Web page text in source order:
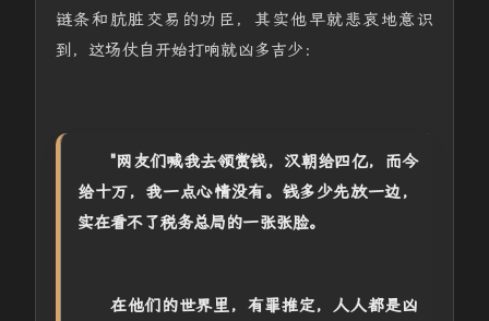
链条和肮脏交易的功臣，其实他早就悲哀地意识
到，这场仗自开始打响就凶多吉少：
"网友们喊我去领赏钱，汉朝给四亿，而今
给十万，我一点心情没有。钱多少先放一边，
实在看不了税务总局的一张张脸。
在他们的世界里，有罪推定，人人都是凶